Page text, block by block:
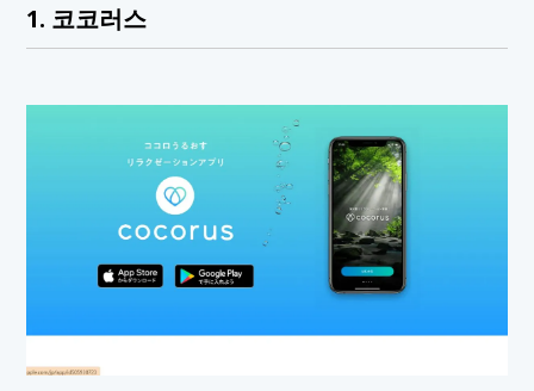
1. 코코러스